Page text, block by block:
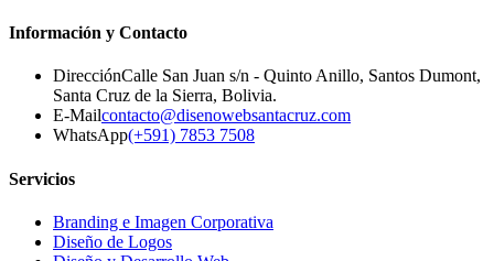
Información y Contacto
DirecciónCalle San Juan s/n - Quinto Anillo, Santos Dumont,
Santa Cruz de la Sierra, Bolivia.
E-Mailcontacto@disenowebsantacruz.com
WhatsApp(+591) 7853 7508
Servicios
Branding e Imagen Corporativa
Diseño de Logos